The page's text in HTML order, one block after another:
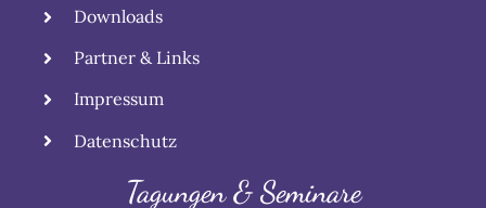
Downloads
Partner & Links
Impressum
Datenschutz
Tagungen & Seminare